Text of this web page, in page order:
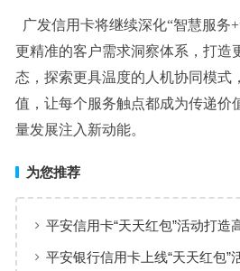
广发信用卡将继续深化“智慧服务
更精准的客户需求洞察体系，打造
态，探索更具温度的人机协同模式
值，让每个服务触点都成为传递价
量发展注入新动能。
为您推荐
平安信用卡“天天红包”活动打造
平安银行信用卡上线“天天红包”